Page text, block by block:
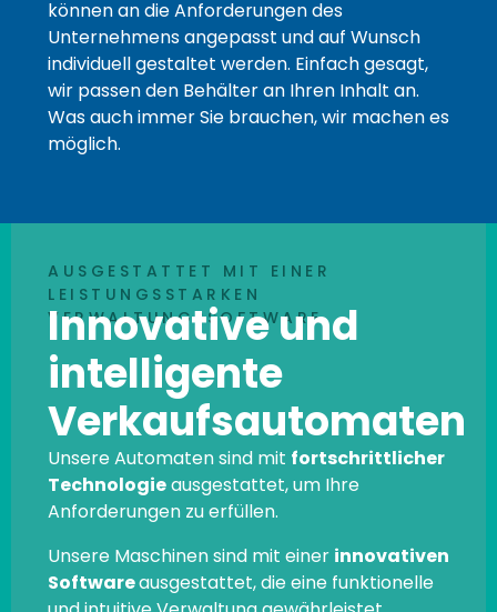
können an die Anforderungen des
Unternehmens angepasst und auf Wunsch
individuell gestaltet werden. Einfach gesagt,
wir passen den Behälter an Ihren Inhalt an.
Was auch immer Sie brauchen, wir machen es
möglich.
AUSGESTATTET MIT EINER
LEISTUNGSSTARKEN
VERWALTUNGSSOFTWARE
Innovative und
intelligente
Verkaufsautomaten
Unsere Automaten sind mit fortschrittlicher
Technologieausgestattet, um Ihre
Anforderungen zu erfüllen.
Unsere Maschinen sind mit einer innovativen
Softwareausgestattet, die eine funktionelle